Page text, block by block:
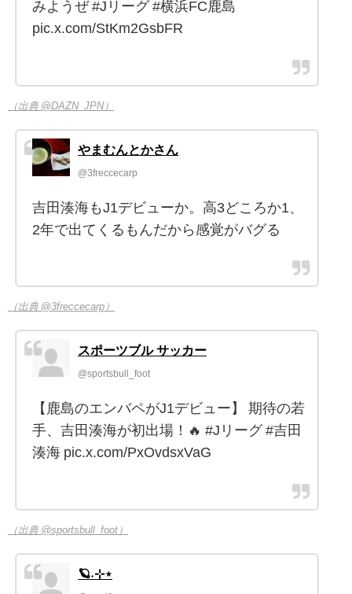
みようぜ #Jリーグ #横浜FC鹿島
pic.x.com/StKm2GsbFR
（出典 @DAZN_JPN）
やまむんとかさん
@3freccecarp
吉田湊海もJ1デビューか。高3どころか1、
2年で出てくるもんだから感覚がバグる
（出典 @3freccecarp）
スポーツブル サッカー
@sportsbull_foot
【鹿島のエンバペがJ1デビュー】 期待の若
手、吉田湊海が初出場！🔥 #Jリーグ #吉田
湊海 pic.x.com/PxOvdsxVaG
（出典 @sportsbull_foot）
🪐˖⊹⋆